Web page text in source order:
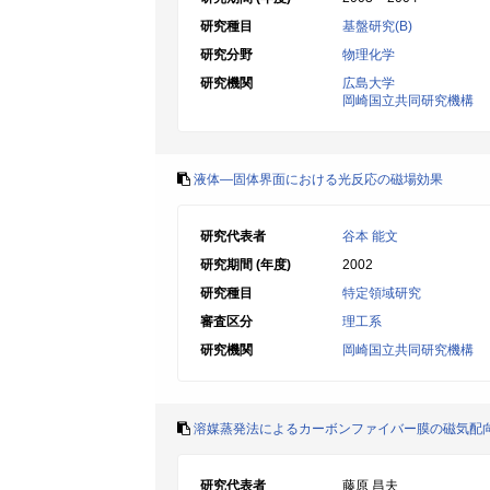
研究種目
基盤研究(B)
研究分野
物理化学
研究機関
広島大学
岡崎国立共同研究機構
液体―固体界面における光反応の磁場効果
研究代表者
谷本 能文
研究期間 (年度)
2002
研究種目
特定領域研究
審査区分
理工系
研究機関
岡崎国立共同研究機構
溶媒蒸発法によるカーボンファイバー膜の磁気配
研究代表者
藤原 昌夫